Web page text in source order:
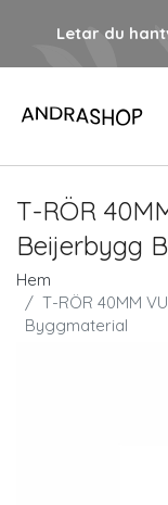
Letar du
T-RÖR
Beijerbygg
Hem
T-RÖR 40MM
Byggmaterial